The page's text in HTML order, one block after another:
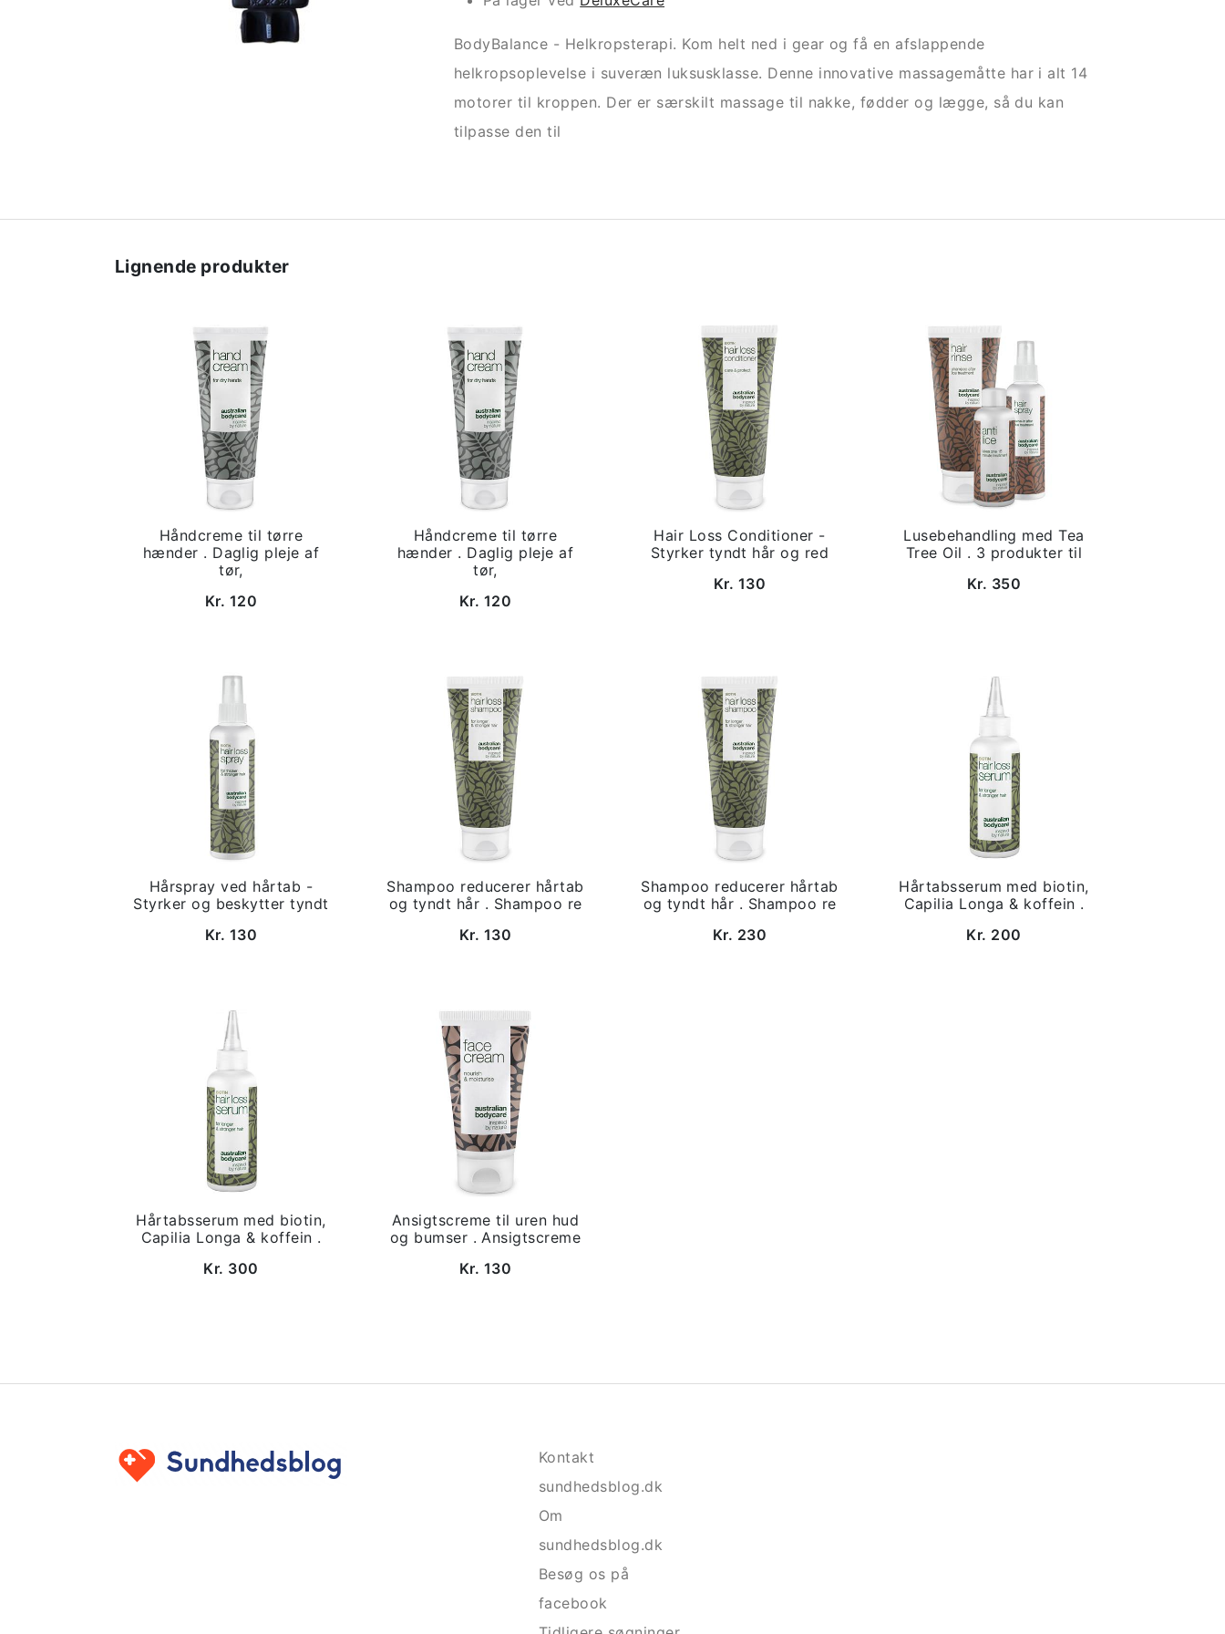
BodyBalance - Helkropsterapi. Kom helt ned i gear og få en afslappende
helkropsoplevelse i suveræn luksusklasse. Denne innovative massagemåtte har i alt 14
motorer til kroppen. Der er særskilt massage til nakke, fødder og lægge, så du kan
tilpasse den til
Lignende produkter
Håndcreme til tørre
hænder . Daglig pleje af
tør,
Kr. 120
Håndcreme til tørre
hænder . Daglig pleje af
tør,
Kr. 120
Hair Loss Conditioner -
Styrker tyndt hår og red
Kr. 130
Lusebehandling med Tea
Tree Oil . 3 produkter til
Kr. 350
Hårspray ved hårtab -
Styrker og beskytter tyndt
Kr. 130
Shampoo reducerer hårtab
og tyndt hår . Shampoo re
Kr. 130
Shampoo reducerer hårtab
og tyndt hår . Shampoo re
Kr. 230
Hårtabsserum med biotin,
Capilia Longa & koffein .
Kr. 200
Hårtabsserum med biotin,
Capilia Longa & koffein .
Kr. 300
Ansigtscreme til uren hud
og bumser . Ansigtscreme
Kr. 130
Kontakt
sundhedsblog.dk
Om
sundhedsblog.dk
Besøg os på
facebook